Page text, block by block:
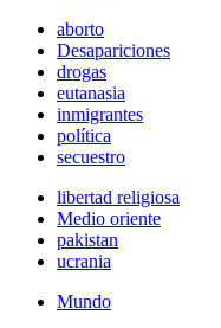
aborto
Desapariciones
drogas
eutanasia
inmigrantes
política
secuestro
libertad religiosa
Medio oriente
pakistan
ucrania
Mundo